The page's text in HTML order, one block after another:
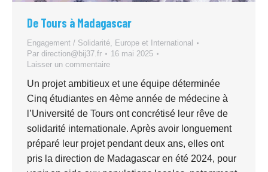
De Tours à Madagascar
Engagement / Solidarité
Europe et International
Par direction@bij37.fr
16 mai 2025
Laisser un commentaire
Un projet ambitieux et une équipe déterminée
Cinq étudiantes en 4ème année de médecine à
l’Université de Tours ont concrétisé leur rêve de
solidarité internationale. Après avoir longuement
préparé leur projet pendant deux ans, elles ont
pris la direction de Madagascar en été 2024, pour